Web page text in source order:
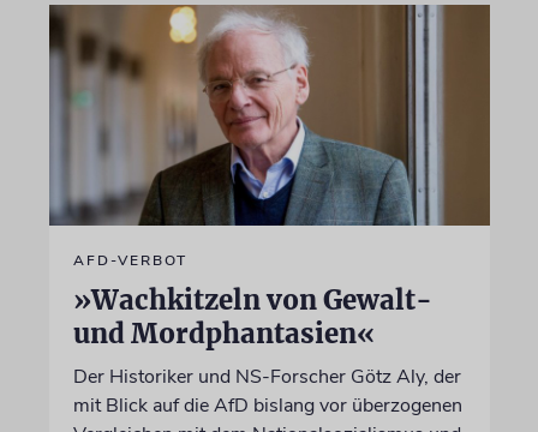
AFD-VERBOT
»Wachkitzeln von Gewalt-
und Mordphantasien«
Der Historiker und NS-Forscher Götz Aly, der
mit Blick auf die AfD bislang vor überzogenen